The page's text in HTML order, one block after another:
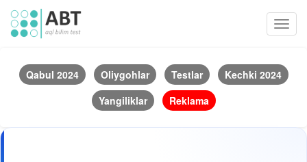
Qabul 2024 Oliygohlar Testlar
Kechki 2024
Yangiliklar
Reklama